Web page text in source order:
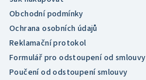
s
Obchodní podmínky
Ochrana osobních údajů
Reklamační protokol
Formulář pro odstoupení od smlouvy
Poučení od odstoupení smlouvy